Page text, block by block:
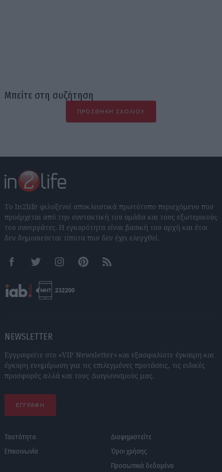
Μπείτε στη συζήτηση
ΠΡΟΣΘΉΚΗ ΣΧΟΛΊΟΥ
Το In2life φιλοξενεί αποκλειστικά πρωτότυπο περιεχόμενο που
προέρχεται από την συντακτική του ομάδα και τους εξωτερικούς
του συνεργάτες. Η εγκυρότητα είναι βασική του αρχή και έτσι
δεν δημοσιεύεται τίποτα που δεν έχει ελεγχθεί.
FacebookTwitter InstagramPinterestRSS feeds
NEWSLETTER
Εγγραφείτε στο «VIP Newsletter» και εξασφαλίστε έγκαιρη και
έγκυρη ενημέρωση για τις επιλεγμένες προτάσεις, τις ειδικές
προσφορές αλλά και τους Διαγωνισμούς μας.
ΕΓΓΡΑΦΗ
Ταυτότητα
Επικοινωνία
Διαφημιστείτε
Όροι χρήσης
Προσωπικά δεδομένα